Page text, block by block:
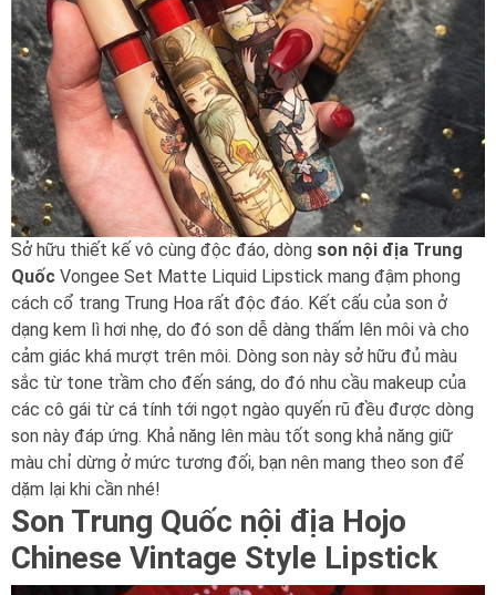
Sở hữu thiết kế vô cùng độc đáo, dòng son nội địa Trung
Quốc Vongee Set Matte Liquid Lipstick mang đậm phong
cách cổ trang Trung Hoa rất độc đáo. Kết cấu của son ở
dạng kem lì hơi nhẹ, do đó son dễ dàng thấm lên môi và cho
cảm giác khá mượt trên môi. Dòng son này sở hữu đủ màu
sắc từ tone trầm cho đến sáng, do đó nhu cầu makeup của
các cô gái từ cá tính tới ngọt ngào quyến rũ đều được dòng
son này đáp ứng. Khả năng lên màu tốt song khả năng giữ
màu chỉ dừng ở mức tương đối, bạn nên mang theo son để
dặm lại khi cần nhé!
Son Trung Quốc nội địa Hojo
Chinese Vintage Style Lipstick